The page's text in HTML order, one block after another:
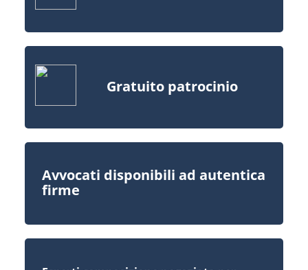
Gratuito patrocinio
Avvocati disponibili ad autentica
firme